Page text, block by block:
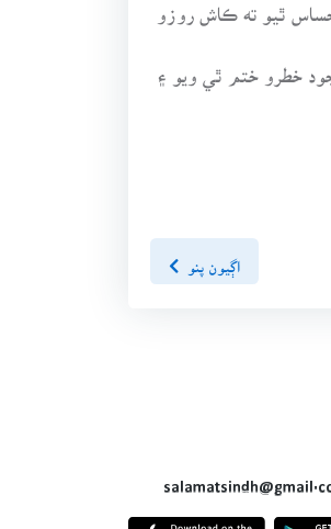
ٿيو ته ڪاش روزو
ڏينهن بعد ٿيندڙ عام اليڪشن لاءِ موجود خطرو ختم ٿي ويو ۽
اڳيون پنو